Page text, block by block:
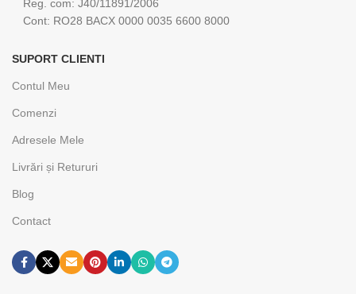
Reg. com: J40/11891/2006
Cont: RO28 BACX 0000 0035 6600 8000
SUPORT CLIENTI
Contul Meu
Comenzi
Adresele Mele
Livrări și Retururi
Blog
Contact